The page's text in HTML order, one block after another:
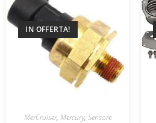
IN OFFERTA!
MerCruiser, Mercury, Sensore